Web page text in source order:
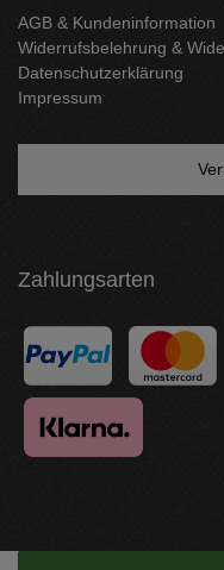
AGB & Kundeninformation
Widerrufsbelehrung &
Datenschutzerklärung
Impressum
Zahlungsarten